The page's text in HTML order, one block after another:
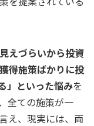
えづらいから投資
得施策ばかりに投
」といった悩みを
全ての施策が一
え、現実には、両